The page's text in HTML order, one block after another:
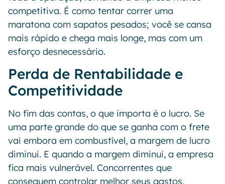
competitiva. É como tentar correr uma
maratona com sapatos pesados; você se cansa
mais rápido e chega mais longe, mas com um
esforço desnecessário.
Perda de Rentabilidade e
Competitividade
No fim das contas, o que importa é o lucro. Se
uma parte grande do que se ganha com o frete
vai embora em combustível, a margem de lucro
diminui. E quando a margem diminui, a empresa
fica mais vulnerável. Concorrentes que
conseguem controlar melhor seus gastos,